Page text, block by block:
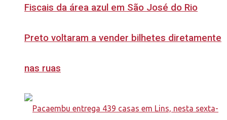
Fiscais da área azul em São José do Rio
Preto voltaram a vender bilhetes diretamente
nas ruas